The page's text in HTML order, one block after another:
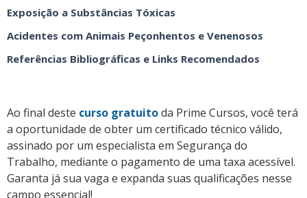
Exposição a Substâncias Tóxicas
Acidentes com Animais Peçonhentos e Venenosos
Referências Bibliográficas e Links Recomendados
Ao final deste curso gratuitoda Prime Cursos, você terá
a oportunidade de obter um certificado técnico válido,
assinado por um especialista em Segurança do
Trabalho, mediante o pagamento de uma taxa acessível.
Garanta já sua vaga e expanda suas qualificações nesse
campo essencial!